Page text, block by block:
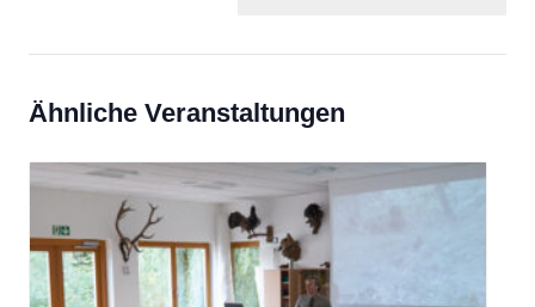
Ähnliche Veranstaltungen